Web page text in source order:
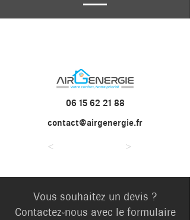
06 15 62 21 88
contact@airgenergie.fr
< >
Vous souhaitez un devis ?
Contactez-nous avec le formulaire